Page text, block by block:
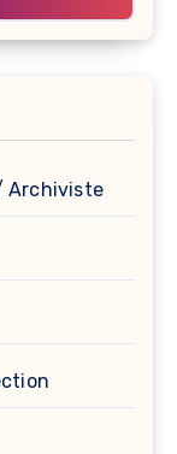
Archiviste